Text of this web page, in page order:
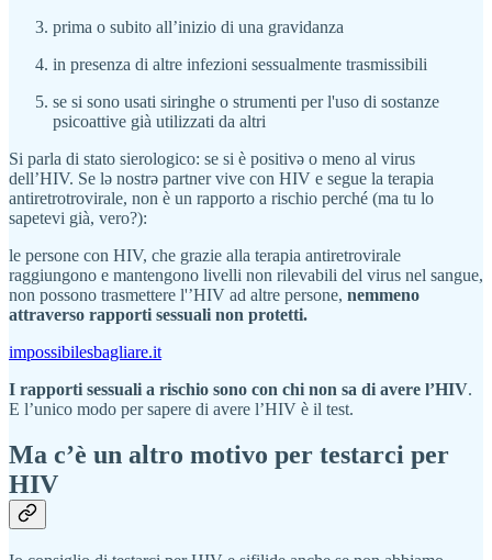
prima o subito all’inizio di una gravidanza
in presenza di altre infezioni sessualmente trasmissibili
se si sono usati siringhe o strumenti per l'uso di sostanze
psicoattive già utilizzati da altri
Si parla di stato sierologico: se si è positivə o meno al virus
dell’HIV. Se lə nostrə partner vive con HIV e segue la terapia
antiretrotrovirale, non è un rapporto a rischio perché (ma tu lo
sapetevi già, vero?):
le persone con HIV, che grazie alla terapia antiretrovirale
raggiungono e mantengono livelli non rilevabili del virus nel sangue,
non possono trasmettere l'’HIV ad altre persone, nemmeno
attraverso rapporti sessuali non protetti.
impossibilesbagliare.it
I rapporti sessuali a rischio sono con chi non sa di avere l’HIV.
E l’unico modo per sapere di avere l’HIV è il test.
Ma c’è un altro motivo per testarci per
HIV